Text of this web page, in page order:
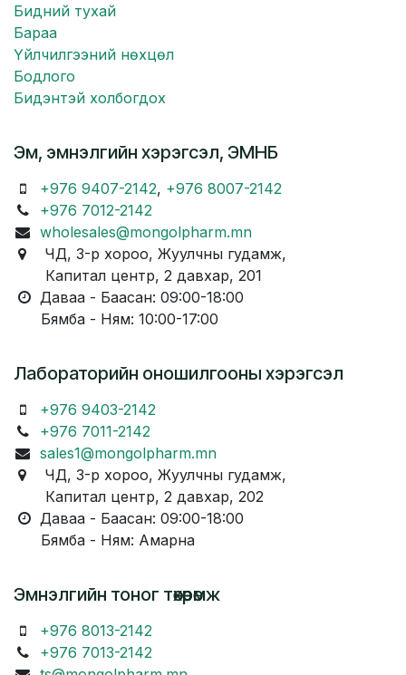
Бидний тухай
Бараа
Үйлчилгээний нөхцөл
Бодлого
Бидэнтэй холбогдох
Эм, эмнэлгийн хэрэгсэл, ЭМНБ
+976 9407-2142, +976 8007-2142
+976 7012-2142
wholesales@mongolpharm.mn
ЧД, 3-р хороо, Жуулчны гудамж,
Капитал центр, 2 давхар, 201
Даваа - Баасан: 09:00-18:00
Бямба - Ням: 10:00-17:00
Лабораторийн оношилгооны хэрэгсэл
+976 9403-2142
+976 7011-2142
sales1@mongolpharm.mn
ЧД, 3-р хороо, Жуулчны гудамж,
Капитал центр, 2 давхар, 202
Даваа - Баасан: 09:00-18:00
Бямба - Ням: Амарна
Эмнэлгийн тоног төхөөрөмж
+976 8013-2142
+976 7013-2142